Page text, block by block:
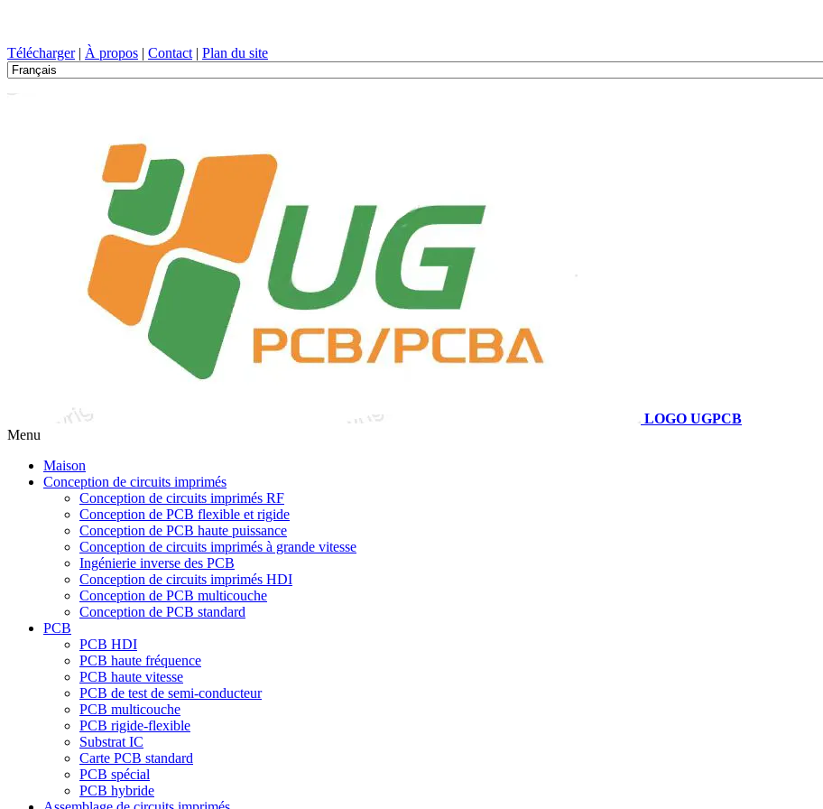
Télécharger| À propos | Contact | Plan du site
LOGO UGPCB
Menu
Maison
Conception de circuits imprimés
Conception de circuits imprimés RF
Conception de PCB flexible et rigide
Conception de PCB haute puissance
Conception de circuits imprimés à grande vitesse
Ingénierie inverse des PCB
Conception de circuits imprimés HDI
Conception de PCB multicouche
Conception de PCB standard
PCB
PCB HDI
PCB haute fréquence
PCB haute vitesse
PCB de test de semi-conducteur
PCB multicouche
PCB rigide-flexible
Substrat IC
Carte PCB standard
PCB spécial
PCB hybride